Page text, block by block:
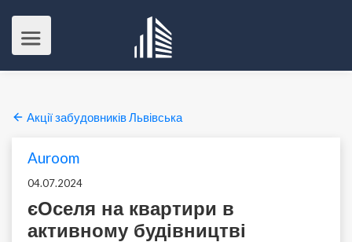
Акції забудовників Львівська
Auroom
04.07.2024
єОселя на квартири в
активному будівництві